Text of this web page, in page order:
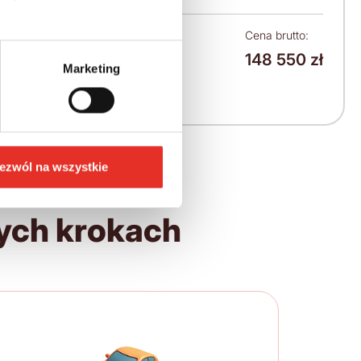
Marketing
na wszystkie
1 886 zł
2 320 zł brutto / msc.
Cena brutto:
148 550 zł
krokach